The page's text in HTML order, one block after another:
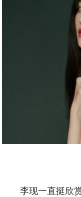
李现一直挺欣